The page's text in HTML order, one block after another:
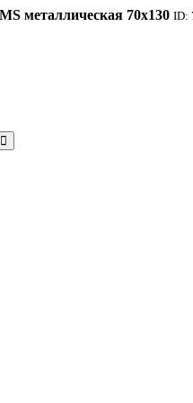
металлическая 70х130 ID: